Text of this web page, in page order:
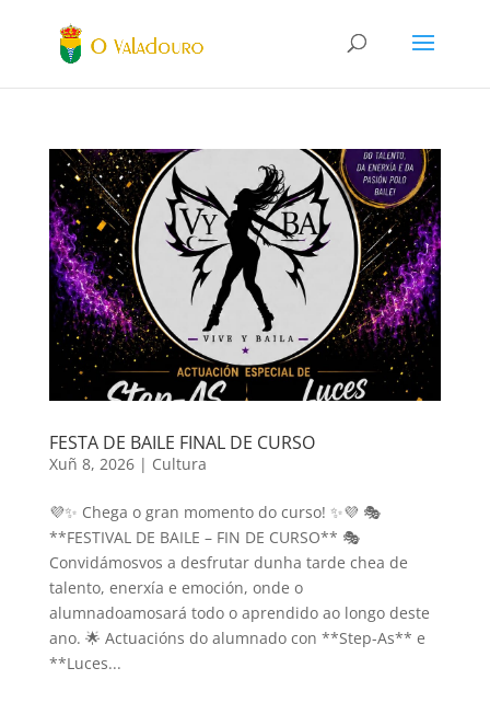
FESTA DE BAILE FINAL DE CURSO
Xuñ 8, 2026| Cultura
💜✨ Chega o gran momento do curso! ✨💜 🎭
**FESTIVAL DE BAILE – FIN DE CURSO** 🎭
Convidámosvos a desfrutar dunha tarde chea de
talento, enerxía e emoción, onde o
alumnadoamosará todo o aprendido ao longo deste
ano. 🌟 Actuacións do alumnado con **Step-As** e
**Luces...